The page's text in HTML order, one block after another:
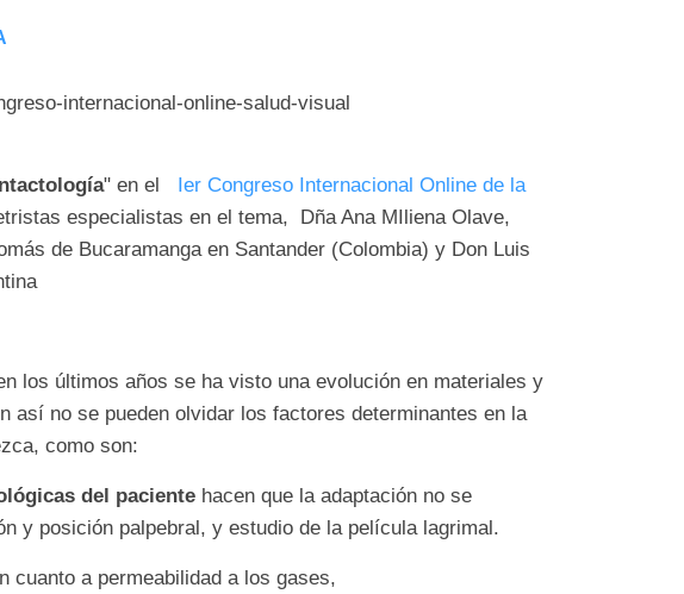
" en el Ier Congreso Internacional Online de la
especialistas en el tema, Dña Ana MIliena Olave,
de Bucaramanga en Santander (Colombia) y Don Luis
los últimos años se ha visto una evolución en materiales y
así no se pueden olvidar los factores determinantes en la
como son:
del paciente hacen que la adaptación no se
y posición palpebral, y estudio de la película lagrimal.
cuanto a permeabilidad a los gases,